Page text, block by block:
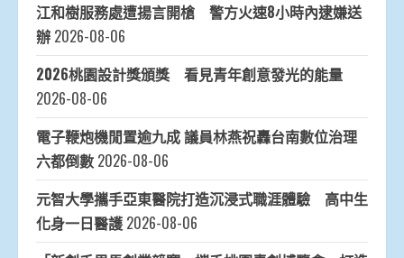
江和樹服務處遭揚言開槍 警方火速8小時內逮嫌送
辦 2026-08-06
2026桃園設計獎頒獎 看見青年創意發光的能量
2026-08-06
電子鞭炮機閒置逾九成 議員林燕祝轟台南數位治理
六都倒數 2026-08-06
元智大學攜手亞東醫院打造沉浸式職涯體驗 高中生
化身一日醫護 2026-08-06